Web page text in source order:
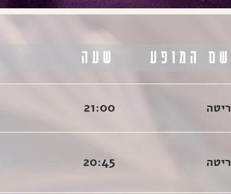
שם המופע שעה
ריטה 21:00
ריטה 20:45